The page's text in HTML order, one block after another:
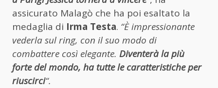
assicurato Malagò che ha poi esaltato la
medaglia di Irma Testa. “È impressionante
vederla sul ring, con il suo modo di
combattere così elegante. Diventerà la più
forte del mondo, ha tutte le caratteristiche per
riuscirci“.